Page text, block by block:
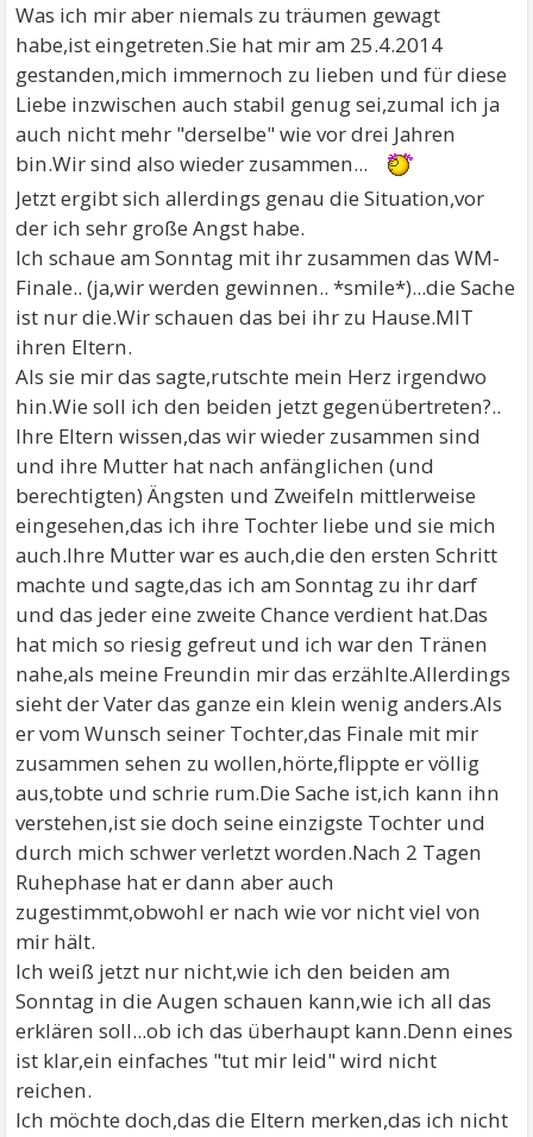
Was ich mir aber niemals zu träumen gewagt
habe,ist eingetreten.Sie hat mir am 25.4.2014
gestanden,mich immernoch zu lieben und für diese
Liebe inzwischen auch stabil genug sei,zumal ich ja
auch nicht mehr "derselbe" wie vor drei Jahren
bin.Wir sind also wieder zusammen...
Jetzt ergibt sich allerdings genau die Situation,vor
der ich sehr große Angst habe.
Ich schaue am Sonntag mit ihr zusammen das WM-
Finale.. (ja,wir werden gewinnen.. *smile*)...die Sache
ist nur die.Wir schauen das bei ihr zu Hause.MIT
ihren Eltern.
Als sie mir das sagte,rutschte mein Herz irgendwo
hin.Wie soll ich den beiden jetzt gegenübertreten?..
Ihre Eltern wissen,das wir wieder zusammen sind
und ihre Mutter hat nach anfänglichen (und
berechtigten) Ängsten und Zweifeln mittlerweise
eingesehen,das ich ihre Tochter liebe und sie mich
auch.Ihre Mutter war es auch,die den ersten Schritt
machte und sagte,das ich am Sonntag zu ihr darf
und das jeder eine zweite Chance verdient hat.Das
hat mich so riesig gefreut und ich war den Tränen
nahe,als meine Freundin mir das erzählte.Allerdings
sieht der Vater das ganze ein klein wenig anders.Als
er vom Wunsch seiner Tochter,das Finale mit mir
zusammen sehen zu wollen,hörte,flippte er völlig
aus,tobte und schrie rum.Die Sache ist,ich kann ihn
verstehen,ist sie doch seine einzigste Tochter und
durch mich schwer verletzt worden.Nach 2 Tagen
Ruhephase hat er dann aber auch
zugestimmt,obwohl er nach wie vor nicht viel von
mir hält.
Ich weiß jetzt nur nicht,wie ich den beiden am
Sonntag in die Augen schauen kann,wie ich all das
erklären soll...ob ich das überhaupt kann.Denn eines
ist klar,ein einfaches "tut mir leid" wird nicht
reichen.
Ich möchte doch,das die Eltern merken,das ich nicht